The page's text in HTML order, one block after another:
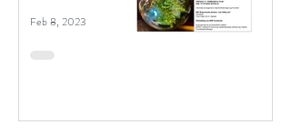
Feb 8, 2023